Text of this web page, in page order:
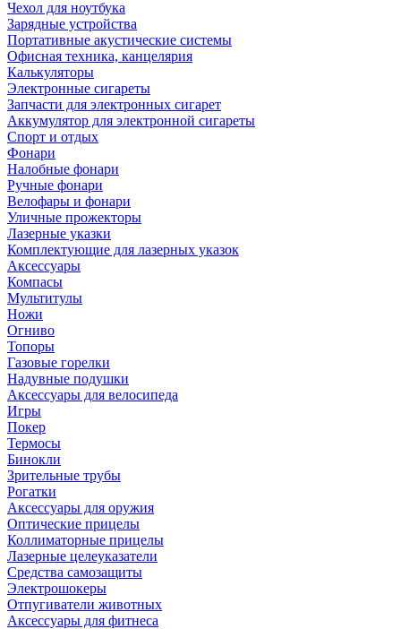
Чехол для ноутбука
Зарядные устройства
Портативные акустические системы
Офисная техника, канцелярия
Калькуляторы
Электронные сигареты
Запчасти для электронных сигарет
Аккумулятор для электронной сигареты
Спорт и отдых
Фонари
Налобные фонари
Ручные фонари
Велофары и фонари
Уличные прожекторы
Лазерные указки
Комплектующие для лазерных указок
Аксессуары
Компасы
Мультитулы
Ножи
Огниво
Топоры
Газовые горелки
Надувные подушки
Аксессуары для велосипеда
Игры
Покер
Термосы
Бинокли
Зрительные трубы
Рогатки
Аксессуары для оружия
Оптические прицелы
Коллиматорные прицелы
Лазерные целеуказатели
Средства самозащиты
Электрошокеры
Отпугиватели животных
Аксессуары для фитнеса